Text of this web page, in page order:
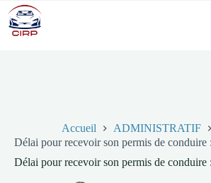
Passer
au
contenu
Accueil
ADMINISTRATIF
Délai pour recevoir son permis de conduire
Délai pour recevoir son permis de conduire